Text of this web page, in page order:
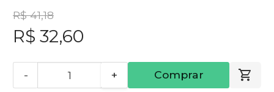
R$ 41,18
R$ 32,60
- + Comprar